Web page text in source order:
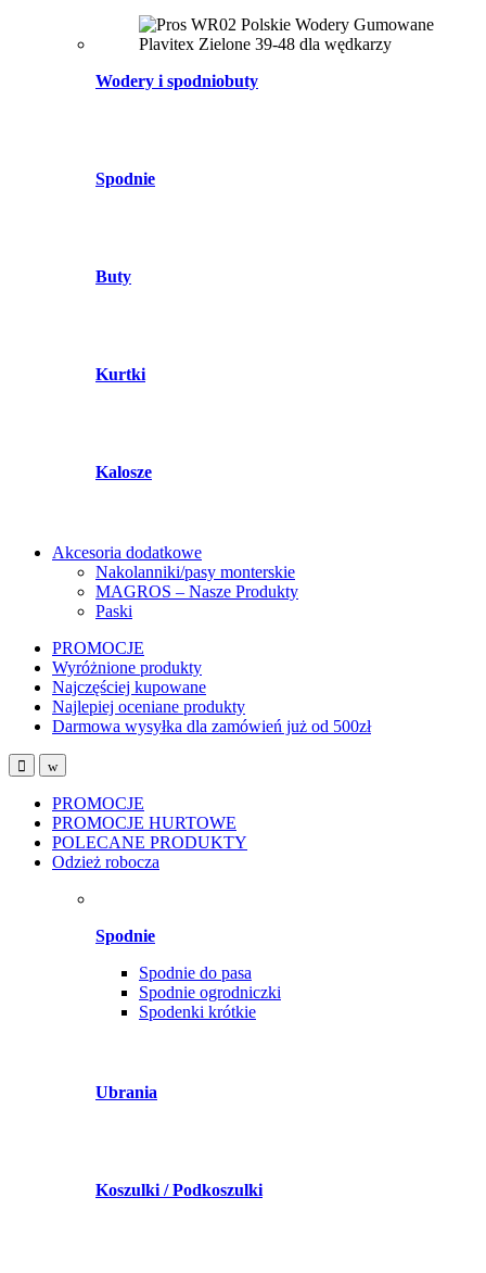
Wodery i spodniobuty
Spodnie
Buty
Kurtki
Kalosze
Akcesoria dodatkowe
Nakolanniki/pasy monterskie
MAGROS – Nasze Produkty
Paski
PROMOCJE
Wyróżnione produkty
Najczęściej kupowane
Najlepiej oceniane produkty
Darmowa wysyłka dla zamówień już od 500zł
PROMOCJE
PROMOCJE HURTOWE
POLECANE PRODUKTY
Odzież robocza
Spodnie
Spodnie do pasa
Spodnie ogrodniczki
Spodenki krótkie
Ubrania
Koszulki / Podkoszulki